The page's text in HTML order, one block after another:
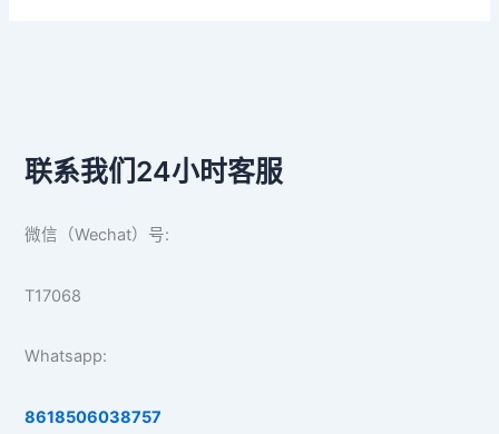
联系我们24小时客服
微信（Wechat）号:
T17068
Whatsapp:
8618506038757